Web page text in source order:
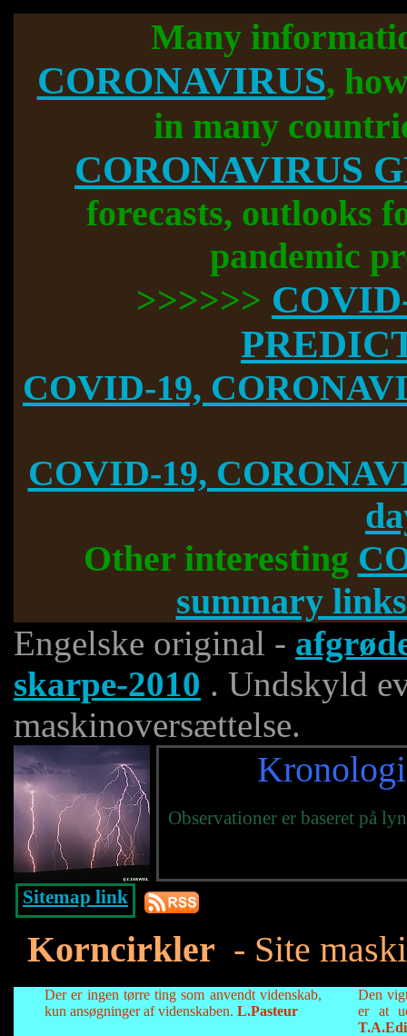
Many
CORONAVIRUS,
in many
CORONAVIRUS
forecasts, outlooks
pandemic
>>>>>>
COVID-19,
COVID-19,
Other interesting
summary
Engelske original -
skarpe-2010 . Undskyld
maskinoversættelse.
Observationer er baseret på
Sitemap link
Korncirkler - Site
Der er ingen tørre ting som anvendt videnskab,
kun ansøgninger af videnskaben. L.Pasteur
Den
er at